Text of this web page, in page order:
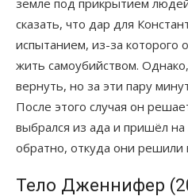
сказать, что дар для
испытанием, из-за которого
жить самоубийством.
вернуть, но за эти пару
После этого случая он
выбрался из ада и пришёл
обратно, откуда они решили
Тело Дженнифер